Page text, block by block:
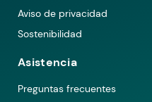
Aviso de privacidad
Sostenibilidad
Asistencia
Preguntas frecuentes